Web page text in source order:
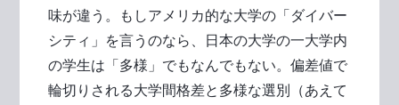
味が違う。もしアメリカ的な大学の「ダイバー
シティ」を言うのなら、日本の大学の一大学内
の学生は「多様」でもなんでもない。偏差値で
輪切りされる大学間格差と多様な選別（あえて